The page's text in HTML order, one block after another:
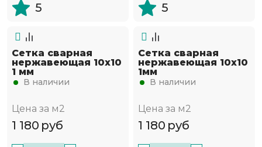
5 5
Сетка сварная
нержавеющая 10х10
1 мм
В наличии
Цена за м2
1 180 руб
Сетка сварная
нержавеющая 10х10
1мм
В наличии
Цена за м2
1 180 руб